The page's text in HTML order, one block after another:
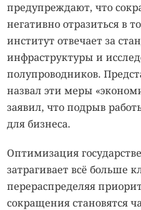
предупреждают, что
негативно отразиться в
институт отвечает за
инфраструктуры и
полупроводников.
назвал эти меры
заявил, что подрыв
для бизнеса.
Оптимизация
затрагивает всё больше
перераспределяя
сокращения становятся